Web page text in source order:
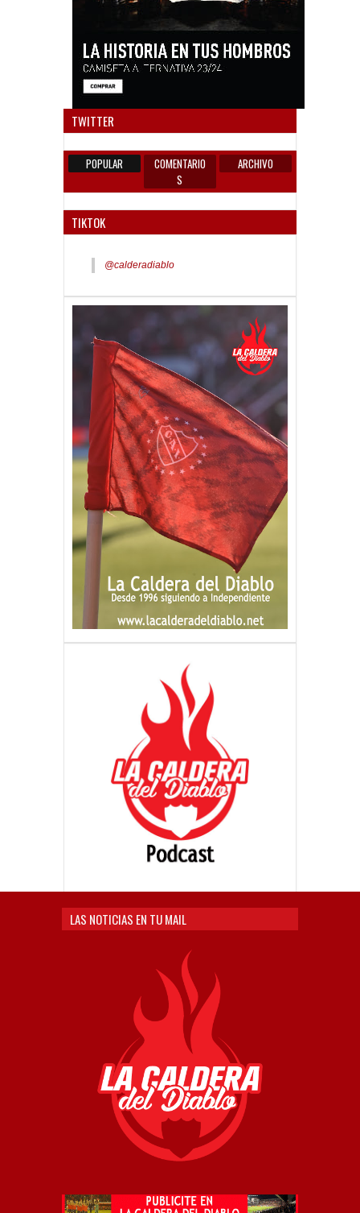
TWITTER
POPULAR
COMENTARIO
S
ARCHIVO
TIKTOK
@calderadiablo
LAS NOTICIAS EN TU MAIL